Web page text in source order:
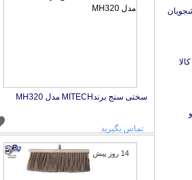
سختی سنج برندMITECH مدل MH320
تماس بگیرید
14 روز پیش